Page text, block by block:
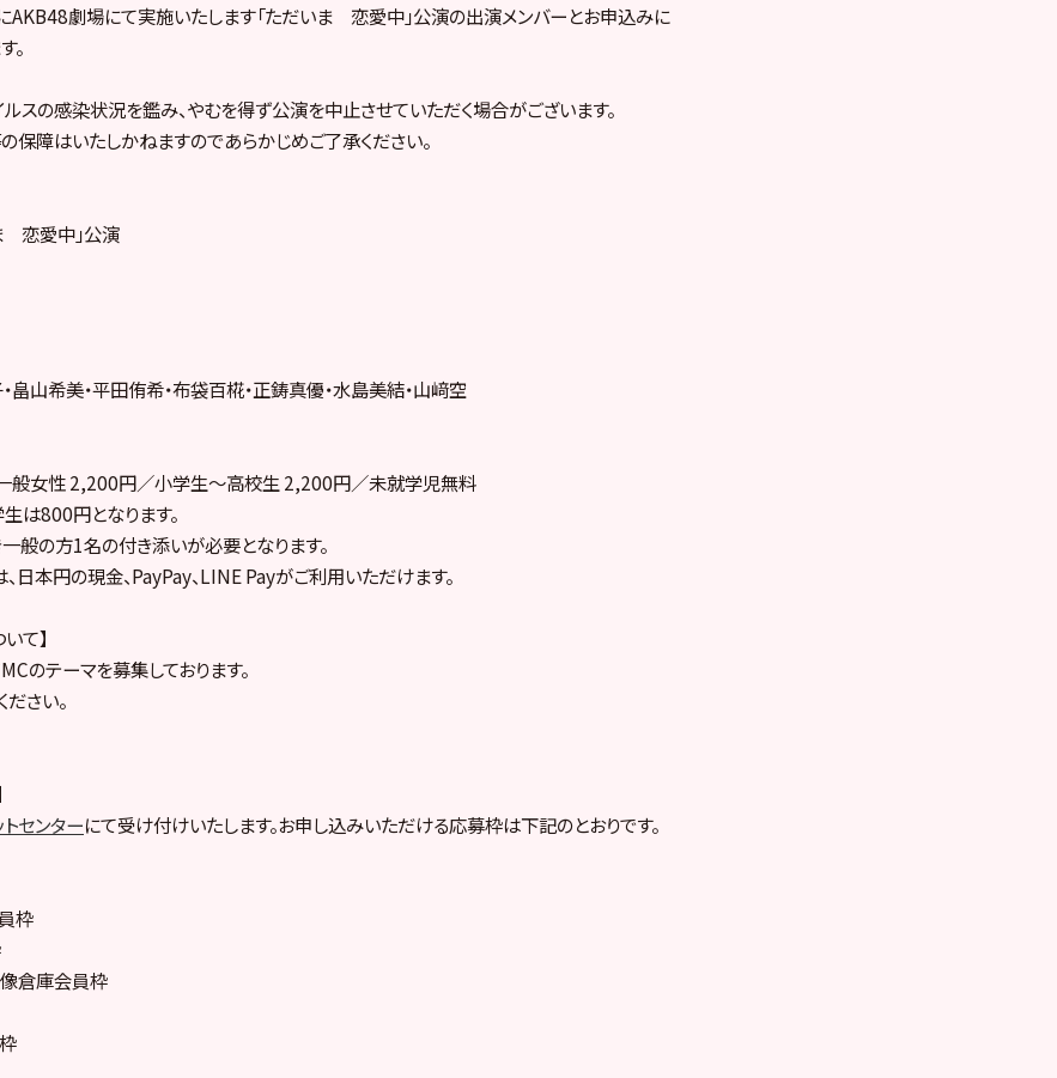
劇場にて実施いたします「ただいま 恋愛中」公演の出演メンバーとお申込みに
。
スの感染状況を鑑み、やむを得ず公演を中止させていただく場合がございます。
保障はいたしかねますのであらかじめご了承ください。
恋愛中」公演
畠山希美・平田侑希・布袋百椛・正鋳真優・水島美結・山﨑空
般女性 2,200円／小学生～高校生 2,200円／未就学児無料
は800円となります。
般の方1名の付き添いが必要となります。
日本円の現金、PayPay、LINE Payがご利用いただけます。
て】
のテーマを募集しております。
ださい。
センターにて受け付けいたします。お申し込みいただける応募枠は下記のとおりです。
枠
倉庫会員枠